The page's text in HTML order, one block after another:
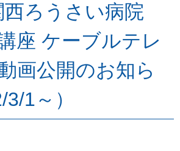
ろうさい病院
座 ケーブルテレ
画公開のお知ら
1～）